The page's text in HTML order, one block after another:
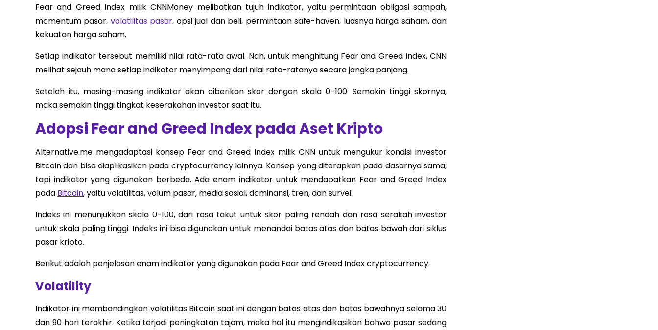
Fear and Greed Index milik CNNMoney melibatkan tujuh indikator, yaitu permintaan obligasi sampah,
momentum pasar, volatilitas pasar, opsi jual dan beli, permintaan safe-haven, luasnya harga saham, dan
kekuatan harga saham.
Setiap indikator tersebut memiliki nilai rata-rata awal. Nah, untuk menghitung Fear and Greed Index, CNN
melihat sejauh mana setiap indikator menyimpang dari nilai rata-ratanya secara jangka panjang.
Setelah itu, masing-masing indikator akan diberikan skor dengan skala 0-100. Semakin tinggi skornya,
maka semakin tinggi tingkat keserakahan investor saat itu.
Adopsi Fear and Greed Index pada Aset Kripto
Alternative.me mengadaptasi konsep Fear and Greed Index milik CNN untuk mengukur kondisi investor
Bitcoin dan bisa diaplikasikan pada cryptocurrency lainnya. Konsep yang diterapkan pada dasarnya sama,
tapi indikator yang digunakan berbeda. Ada enam indikator untuk mendapatkan Fear and Greed Index
pada Bitcoin, yaitu volatilitas, volum pasar, media sosial, dominansi, tren, dan survei.
Indeks ini menunjukkan skala 0-100, dari rasa takut untuk skor paling rendah dan rasa serakah investor
untuk skala paling tinggi. Indeks ini bisa digunakan untuk menandai batas atas dan batas bawah dari siklus
pasar kripto.
Berikut adalah penjelasan enam indikator yang digunakan pada Fear and Greed Index cryptocurrency.
Volatility
Indikator ini membandingkan volatilitas Bitcoin saat ini dengan batas atas dan batas bawahnya selama 30
dan 90 hari terakhir. Ketika terjadi peningkatan tajam, maka hal itu mengindikasikan bahwa pasar sedang